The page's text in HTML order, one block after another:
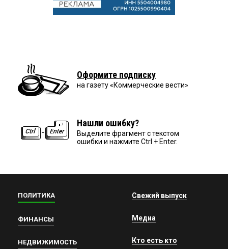
Оформите подписку
на газету «Коммерческие вести»
Нашли ошибку?
Выделите фрагмент с текстом
ошибки и нажмите Ctrl + Enter.
ПОЛИТИКА
ФИНАНСЫ
НЕДВИЖИМОСТЬ
Свежий выпуск
Медиа
Кто есть кто